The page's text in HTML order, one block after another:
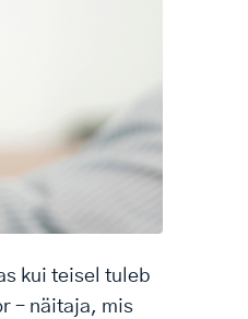
kui teisel tuleb
– näitaja, mis